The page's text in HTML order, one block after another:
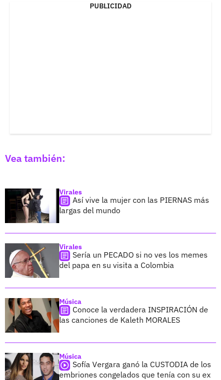
PUBLICIDAD
Vea también:
Virales
Así vive la mujer con las PIERNAS más
largas del mundo
Virales
Sería un PECADO si no ves los memes
del papa en su visita a Colombia
Música
Conoce la verdadera INSPIRACIÓN de
las canciones de Kaleth MORALES
Música
Sofía Vergara ganó la CUSTODIA de los
embriones congelados que tenía con su ex